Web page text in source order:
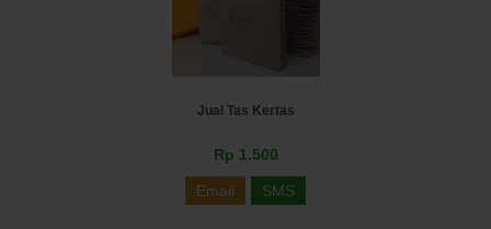
Jual Tas Kertas
Rp 1.500
Email SMS